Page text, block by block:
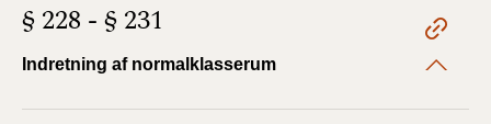
§ 228 - § 231
Indretning af normalklasserum